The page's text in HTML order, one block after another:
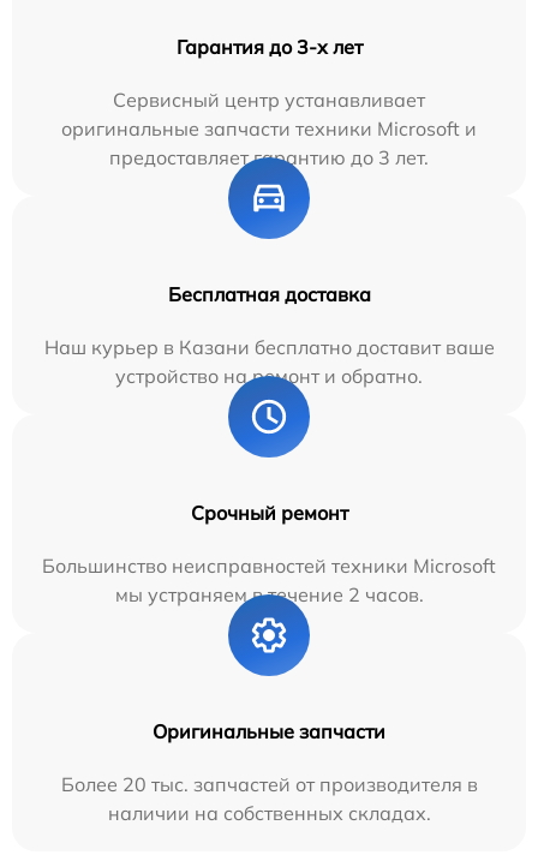
Гарантия до 3-х лет
Сервисный центр устанавливает
оригинальные запчасти техники Microsoft и
предоставляет гарантию до 3 лет.
Бесплатная доставка
Наш курьер в Казани бесплатно доставит ваше
устройство на ремонт и обратно.
Срочный ремонт
Большинство неисправностей техники Microsoft
мы устраняем в течение 2 часов.
Оригинальные запчасти
Более 20 тыс. запчастей от производителя в
наличии на собственных складах.